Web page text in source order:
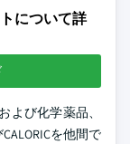
について詳
よび化学薬品、
を他間で